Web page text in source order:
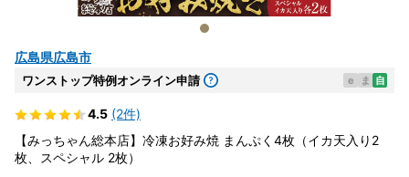
広島県広島市
ワンストップ特例オンライン申請 e ま 自
4.5 (2件)
【みっちゃん総本店】冷凍お好み焼 まんぷく4枚（イカ天入り2
枚、スペシャル 2枚）